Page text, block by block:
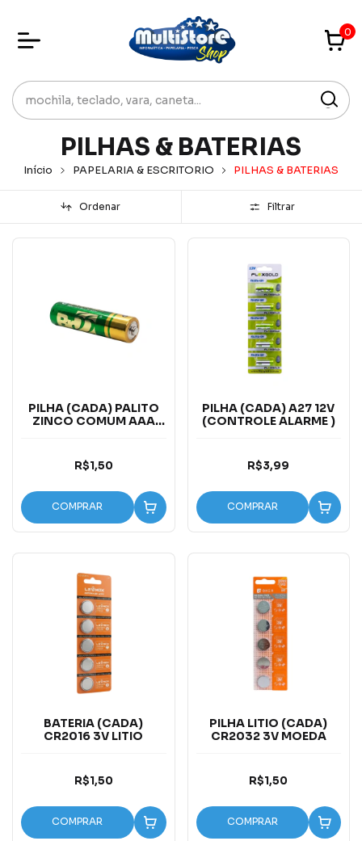
0
PILHAS & BATERIAS
Início PAPELARIA & ESCRITORIO PILHAS & BATERIAS
Ordenar Filtrar
PILHA (CADA) PALITO
ZINCO COMUM AAA
R$1,50
COMPRAR
PILHA (CADA) A27 12V
(CONTROLE ALARME )
R$3,99
COMPRAR
BATERIA (CADA)
CR2016 3V LITIO
R$1,50
COMPRAR
PILHA LITIO (CADA)
CR2032 3V MOEDA
R$1,50
COMPRAR